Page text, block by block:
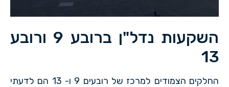
השקעות נדל"ן ברובע 9 ורובע
13
החלקים הצמודים למרכז של רובעים 9 ו- 13 הם לדעתי